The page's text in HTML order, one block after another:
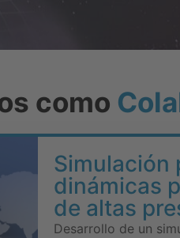
como
Simulación
dinámicas
de altas
Desarrollo de un